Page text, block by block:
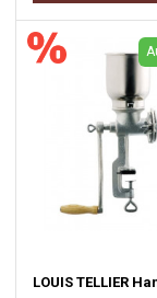
LOUIS TELLIER